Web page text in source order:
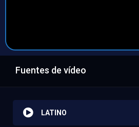
Fuentes de vídeo
LATINO